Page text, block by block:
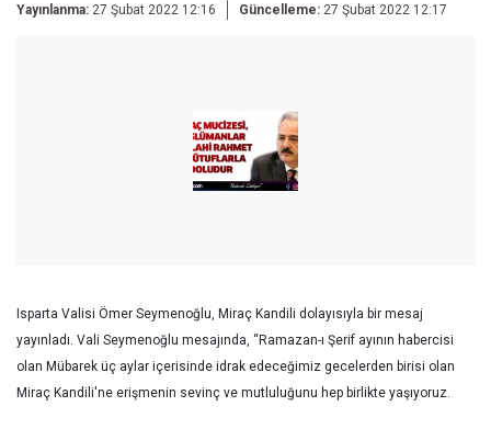
Yayınlanma: 27 Şubat 2022 12:16 Güncelleme: 27 Şubat 2022 12:17
Isparta Valisi Ömer Seymenoğlu, Miraç Kandili dolayısıyla bir mesaj
yayınladı. Vali Seymenoğlu mesajında, “Ramazan-ı Şerif ayının habercisi
olan Mübarek üç aylar içerisinde idrak edeceğimiz gecelerden birisi olan
Miraç Kandili'ne erişmenin sevinç ve mutluluğunu hep birlikte yaşıyoruz.